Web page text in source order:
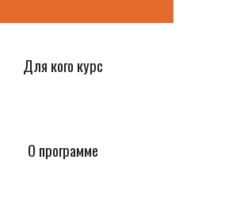
Для кого курс
О программе